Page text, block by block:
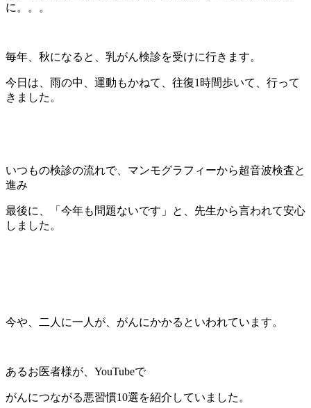
に。。。
毎年、秋になると、乳がん検診を受けに行きます。
今日は、雨の中、運動もかねて、往復1時間歩いて、行って
きました。
いつもの検診の流れで、マンモグラフィーから超音波検査と
進み
最後に、「今年も問題ないです」と、先生から言われて安心
しました。
今や、二人に一人が、がんにかかるといわれています。
あるお医者様が、YouTubeで
がんにつながる悪習慣10選を紹介していました。